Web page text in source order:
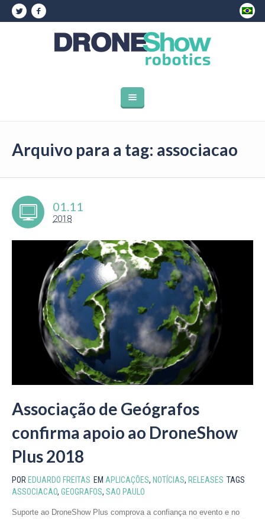
Arquivo para a tag: associacao
01.11
2018
Associação de Geógrafos
confirma apoio ao DroneShow
Plus 2018
POR EDUARDO FREITAS EM APLICAÇÕES, NOTÍCIAS, RELEASES TAGS
ASSOCIACAO, GEOGRAFOS, SAO PAULO
Suporte ao DroneShow Plus comprova a confiança no evento e no